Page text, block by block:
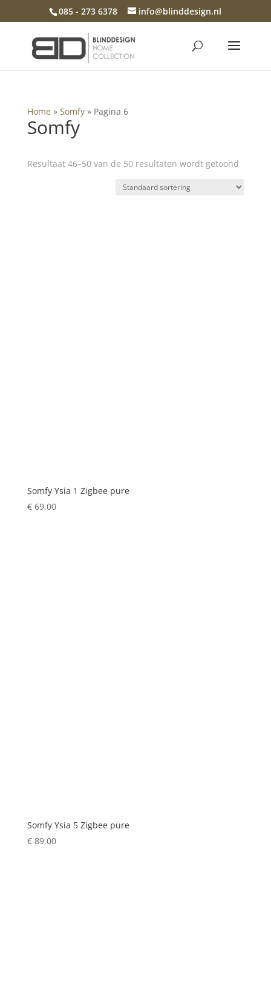
085 - 273 6378 info@blinddesign.nl
Home » Somfy» Pagina 6
Somfy
Resultaat 46–50 van de 50 resultaten wordt getoond
Somfy Ysia 1 Zigbee pure
€69,00
Somfy Ysia 5 Zigbee pure
€89,00